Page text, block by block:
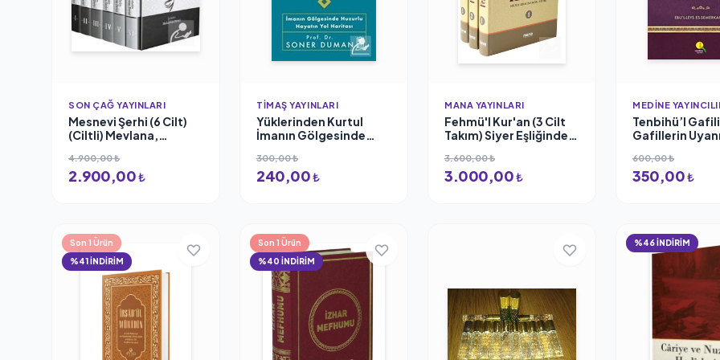
SON ÇAĞ YAYINLARI
Mesnevi Şerhi (6 Cilt)
(Ciltli) Mevlana,
4.900,00 ₺
2.900,00₺
TIMAŞ YAYINLARI
Yüklerinden Kurtul
İmanın Gölgesinde
Haritası Soner Duman
300,00 ₺
240,00₺
MANA YAYINLARI
Fehmü'l Kur'an (3 Cilt
Takım) Siyer Eşliğinde
Muhammed Abid El-
Cabiri
3.600,00 ₺
3.000,00₺
MEDINE
Tenbihü’l
Gafillerin
Leys
Ravza Yayınları
600,00 ₺
350,00₺
Son 1 Ürün
%41 İNDİRİM
Son 1 Ürün
%40 İNDİRİM
%46 İNDİRİM